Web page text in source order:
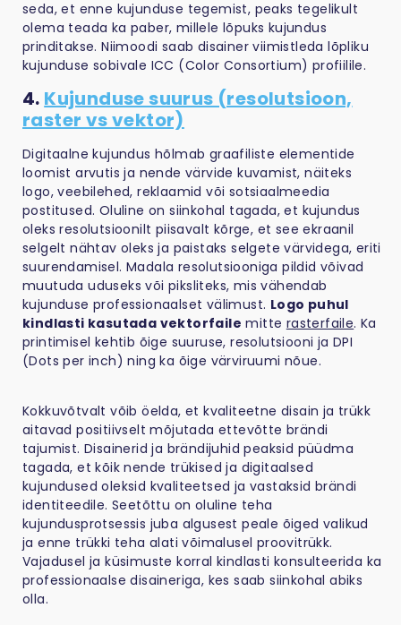
seda, et enne kujunduse tegemist, peaks tegelikult
olema teada ka paber, millele lõpuks kujundus
prinditakse. Niimoodi saab disainer viimistleda lõpliku
kujunduse sobivale ICC (Color Consortium) profiilile.
4. Kujunduse suurus (resolutsioon,
raster vs vektor)
Digitaalne kujundus hõlmab graafiliste elementide
loomist arvutis ja nende värvide kuvamist, näiteks
logo, veebilehed, reklaamid või sotsiaalmeedia
postitused. Oluline on siinkohal tagada, et kujundus
oleks resolutsioonilt piisavalt kõrge, et see ekraanil
selgelt nähtav oleks ja paistaks selgete värvidega, eriti
suurendamisel. Madala resolutsiooniga pildid võivad
muutuda uduseks või piksliteks, mis vähendab
kujunduse professionaalset välimust. Logo puhul
kindlasti kasutada vektorfaile mitte rasterfaile. Ka
printimisel kehtib õige suuruse, resolutsiooni ja DPI
(Dots per inch) ning ka õige värviruumi nõue.
Kokkuvõtvalt võib öelda, et kvaliteetne disain ja trükk
aitavad positiivselt mõjutada ettevõtte brändi
tajumist. Disainerid ja brändijuhid peaksid püüdma
tagada, et kõik nende trükised ja digitaalsed
kujundused oleksid kvaliteetsed ja vastaksid brändi
identiteedile. Seetõttu on oluline teha
kujundusprotsessis juba algusest peale õiged valikud
ja enne trükki teha alati võimalusel proovitrükk.
Vajadusel ja küsimuste korral kindlasti konsulteerida ka
professionaalse disaineriga, kes saab siinkohal abiks
olla.